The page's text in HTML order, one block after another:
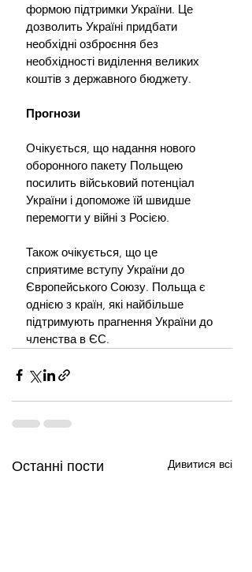
формою підтримки України. Це
дозволить Україні придбати
необхідні озброєння без
необхідності виділення великих
коштів з державного бюджету.
Прогнози
Очікується, що надання нового
оборонного пакету Польщею
посилить військовий потенціал
України і допоможе їй швидше
перемогти у війні з Росією.
Також очікується, що це
сприятиме вступу України до
Європейського Союзу. Польща є
однією з країн, які найбільше
підтримують прагнення України до
членства в ЄС.
Останні пости Дивитися всі